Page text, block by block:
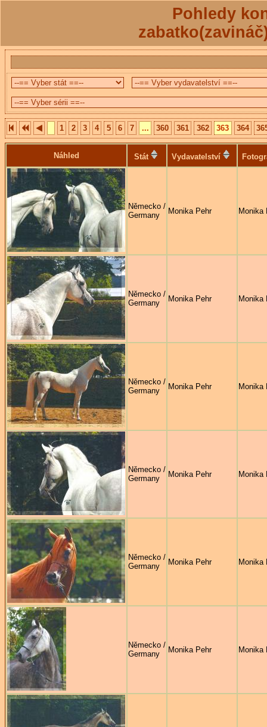
Pohledy
1 2 3 4 5 6 7 ... 360 361 362 363 364
Náhled Stát Vydavatelství
Německo /
Germany
Monika Pehr Monika
Německo /
Germany
Monika Pehr Monika
Německo /
Germany
Monika Pehr Monika
Německo /
Germany
Monika Pehr Monika
Německo /
Germany
Monika Pehr Monika
Německo /
Germany
Monika Pehr Monika